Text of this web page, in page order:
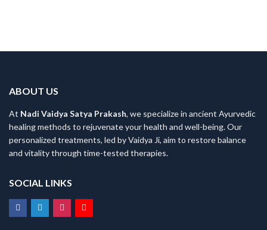
ABOUT US
At Nadi Vaidya Satya Prakash, we specialize in ancient Ayurvedic
healing methods to rejuvenate your health and well-being. Our
personalized treatments, led by Vaidya Ji, aim to restore balance
and vitality through time-tested therapies.
SOCIAL LINKS